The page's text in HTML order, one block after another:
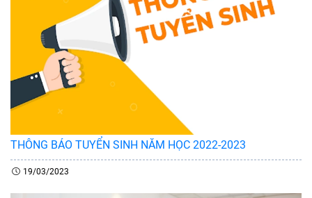
THÔNG BÁO TUYỂN SINH NĂM HỌC 2022-2023
19/03/2023